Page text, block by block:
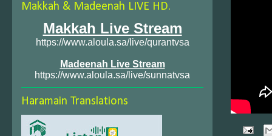
Makkah & Madeenah LIVE HD.
Makkah Live Stream
https://www.aloula.sa/live/qurantvsa
Madeenah Live Stream
https://www.aloula.sa/live/sunnatvsa
Haramain Translations